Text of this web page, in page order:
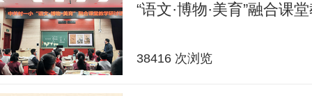
“语文·博物·美育”融合课
38416 次浏览